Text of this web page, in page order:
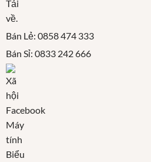
Bán Lẻ: 0858 474 333
Bán Sỉ: 0833 242 666